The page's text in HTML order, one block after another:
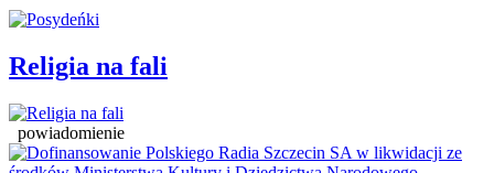
Religia na fali
powiadomienie